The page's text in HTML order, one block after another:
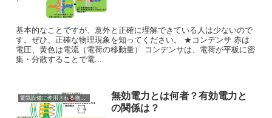
基本的なことですが、意外と正確に理解できている人は少ないので
す。ぜひ、正確な物理現象を知ってください。 ★コンデンサ 赤は
電圧、黄色は電流（電荷の移動量） コンデンサは、電荷が平板に密
集・分散することで電...
電気設備に使用される物理現象の仕組み
無効電力とは何者？有効電力と
の関係は？